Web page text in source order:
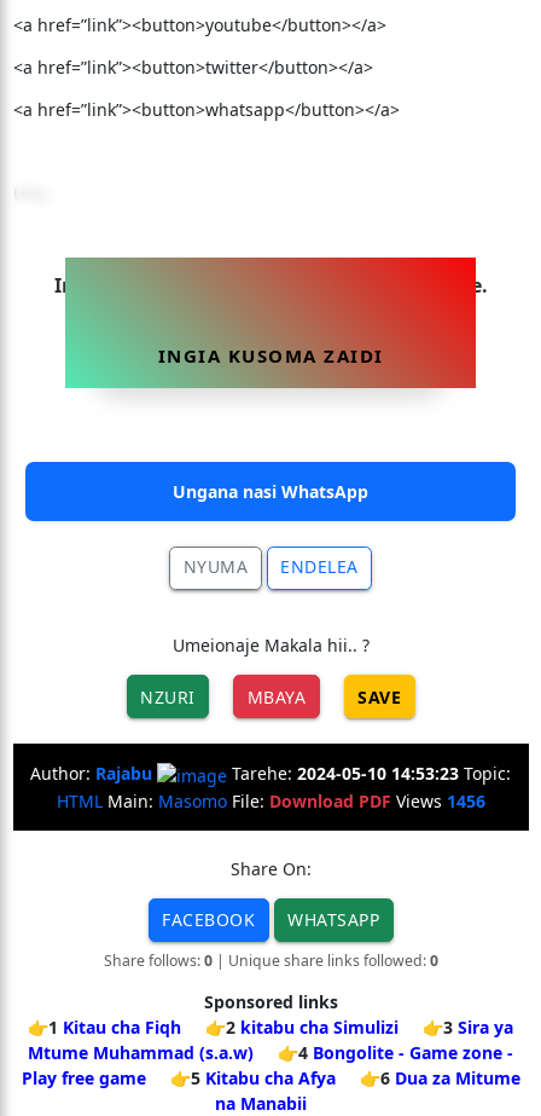
<a href=”link”><button>youtube</button></a>
<a href=”link”><button>twitter</button></a>
<a href=”link”><button>whatsapp</button></a>
Ingia sasa ili uweze kusoma makala hii yote.
INGIA KUSOMA ZAIDI
Ungana nasi WhatsApp
NYUMA ENDELEA
Umeionaje Makala hii.. ?
NZURI MBAYA SAVE
Author: Rajabu Tarehe: 2024-05-10 14:53:23 Topic:
HTMLMain: MasomoFile: Download PDF Views 1456
Share On:
FACEBOOK WHATSAPP
Share follows:0| Unique share links followed:0
Sponsored links
👉1 Kitau cha Fiqh 👉2 kitabu cha Simulizi 👉3 Sira ya
Mtume Muhammad (s.a.w)
👉4 Bongolite - Game zone -
Play free game
👉5 Kitabu cha Afya 👉6 Dua za Mitume
na Manabii